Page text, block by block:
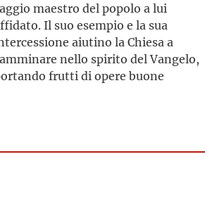
maestro del popolo a lui
Il suo esempio e la sua
aiutino la Chiesa a
nello spirito del Vangelo,
frutti di opere buone